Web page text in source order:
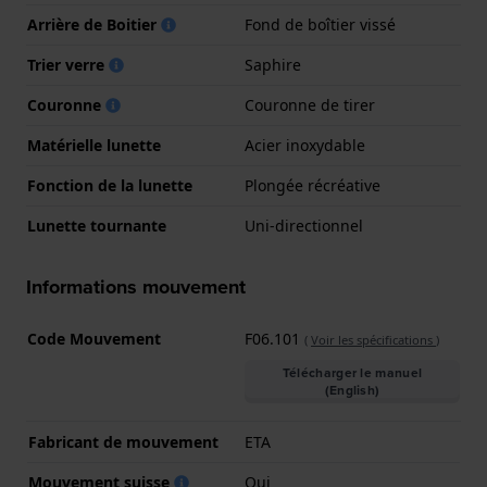
Arrière de Boitier
Fond de boîtier vissé
Trier verre
Saphire
Couronne
Couronne de tirer
Matérielle lunette
Acier inoxydable
Fonction de la lunette
Plongée récréative
Lunette tournante
Uni-directionnel
Informations mouvement
Code Mouvement F06.101 ( Voir les spécifications )
Télécharger le manuel
(English)
Fabricant de mouvement
ETA
Mouvement suisse
Oui